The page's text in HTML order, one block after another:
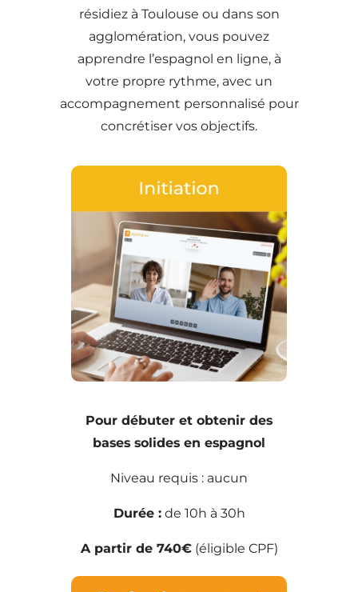
résidiez à Toulouse ou dans son
agglomération, vous pouvez
apprendre l’espagnol en ligne, à
votre propre rythme, avec un
accompagnement personnalisé pour
concrétiser vos objectifs.
Pour débuter et obtenir des
bases solides en espagnol
Niveau requis : aucun
Durée :de 10h à 30h
A partir de 740€(éligible CPF)